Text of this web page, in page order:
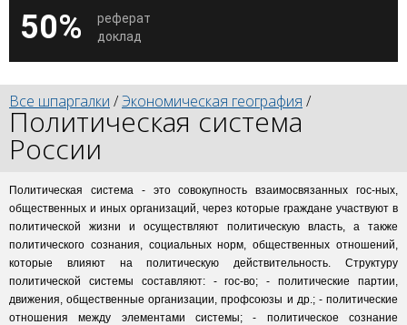
50%
реферат
доклад
Все шпаргалки /Экономическая география /
Политическая система
России
Политическая система - это совокупность взаимосвязанных гос-ных,
общественных и иных организаций, через которые граждане участвуют в
политической жизни и осуществляют политическую власть, а также
политического сознания, социальных норм, общественных отношений,
которые влияют на политическую действительность. Структуру
политической системы составляют: - гос-во; - политические партии,
движения, общественные организации, профсоюзы и др.; - политические
отношения между элементами системы; - политическое сознание